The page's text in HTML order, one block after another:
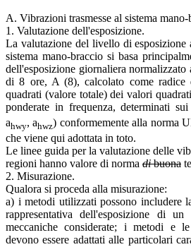
A. Vibrazioni trasmesse al sistema mano-
1. Valutazione dell'esposizione.
La valutazione del livello di esposizione
sistema mano-braccio si basa
dell'esposizione giornaliera
di 8 ore, A (8), calcolato come radice
quadrati (valore totale) dei valori
ponderate in frequenza, determinati
ahwy, ahwz) conformemente alla norma
che viene qui adottata in toto.
Le linee guida per la valutazione delle
regioni hanno valore di norma dibuona
2. Misurazione.
Qualora si proceda alla misurazione:
a) i metodi utilizzati possono includere
rappresentativa dell'esposizione di
meccaniche considerate; i metodi e
devono essere adattati alle particolari